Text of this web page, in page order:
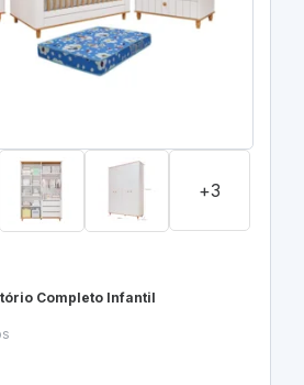
+3
Completo Infantil